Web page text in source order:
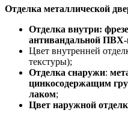
Отделка металлической
Отделка внутри:
антивандальной ПВХ-
Цвет внутренней
текстуры);
Отделка снаружи:
цинкосодержащим
лаком;
Цвет наружной